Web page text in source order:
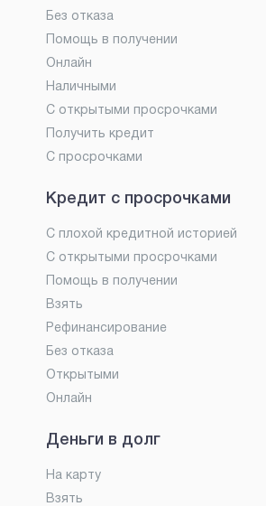
Без отказа
Помощь в получении
Онлайн
Наличными
С открытыми просрочками
Получить кредит
С просрочками
Кредит с просрочками
С плохой кредитной историей
С открытыми просрочками
Помощь в получении
Взять
Рефинансирование
Без отказа
Открытыми
Онлайн
Деньги в долг
На карту
Взять